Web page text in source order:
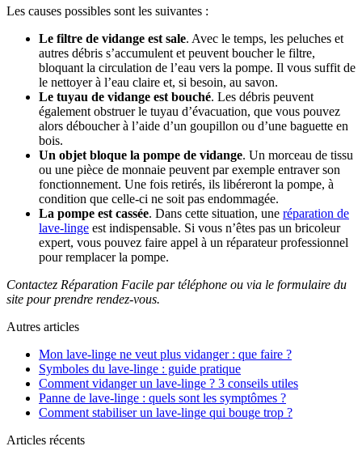
Les causes possibles sont les suivantes :
Le filtre de vidange est sale. Avec le temps, les peluches et
autres débris s’accumulent et peuvent boucher le filtre,
bloquant la circulation de l’eau vers la pompe. Il vous suffit de
le nettoyer à l’eau claire et, si besoin, au savon.
Le tuyau de vidange est bouché. Les débris peuvent
également obstruer le tuyau d’évacuation, que vous pouvez
alors déboucher à l’aide d’un goupillon ou d’une baguette en
bois.
Un objet bloque la pompe de vidange. Un morceau de tissu
ou une pièce de monnaie peuvent par exemple entraver son
fonctionnement. Une fois retirés, ils libéreront la pompe, à
condition que celle-ci ne soit pas endommagée.
La pompe est cassée. Dans cette situation, une réparation de
lave-linge est indispensable. Si vous n’êtes pas un bricoleur
expert, vous pouvez faire appel à un réparateur professionnel
pour remplacer la pompe.
Contactez Réparation Facile par téléphone ou via le formulaire du
site pour prendre rendez-vous.
Autres articles
Mon lave-linge ne veut plus vidanger : que faire ?
Symboles du lave-linge : guide pratique
Comment vidanger un lave-linge ? 3 conseils utiles
Panne de lave-linge : quels sont les symptômes ?
Comment stabiliser un lave-linge qui bouge trop ?
Articles récents